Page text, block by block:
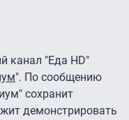
канал "Еда HD"
". По сообщению
сохранит
демонстрировать